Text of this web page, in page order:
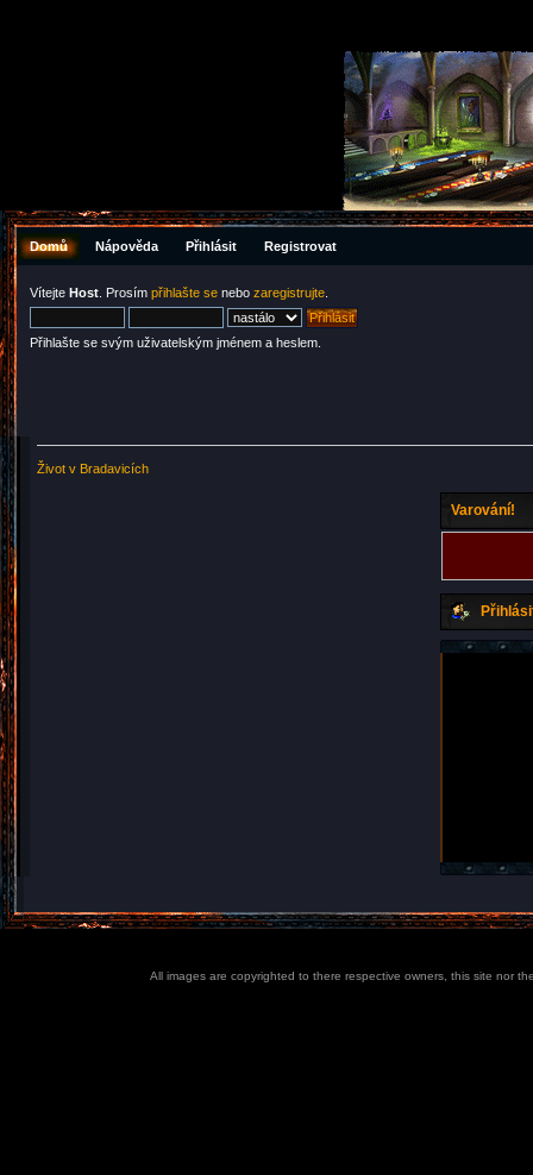
Domů Nápověda Přihlásit Registrovat
Vítejte Host . Prosím přihlašte se nebo zaregistrujte
Přihlašte se svým uživatelským jménem a heslem.
Život v Bradavicích
Varování!
All images are copyrighted to there respective owners, this site nor